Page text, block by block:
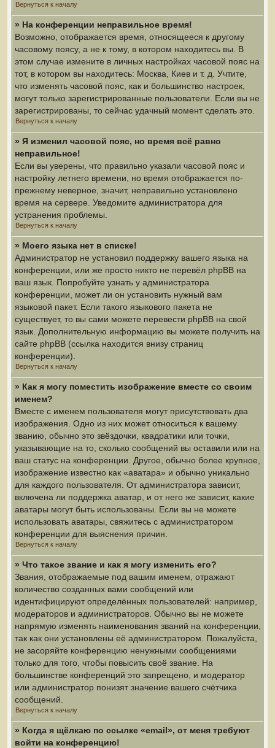
Вернуться к началу
» На конференции неправильное время!
Возможно, отображается время, относящееся к другому
часовому поясу, а не к тому, в котором находитесь вы. В
этом случае измените в личных настройках часовой пояс на
тот, в котором вы находитесь: Москва, Киев и т. д. Учтите,
что изменять часовой пояс, как и большинство настроек,
могут только зарегистрированные пользователи. Если вы не
зарегистрированы, то сейчас удачный момент сделать это.
Вернуться к началу
» Я изменил часовой пояс, но время всё равно
неправильное!
Если вы уверены, что правильно указали часовой пояс и
настройку летнего времени, но время отображается по-
прежнему неверное, значит, неправильно установлено
время на сервере. Уведомите администратора для
устранения проблемы.
Вернуться к началу
» Моего языка нет в списке!
Администратор не установил поддержку вашего языка на
конференции, или же просто никто не перевёл phpBB на
ваш язык. Попробуйте узнать у администратора
конференции, может ли он установить нужный вам
языковой пакет. Если такого языкового пакета не
существует, то вы сами можете перевести phpBB на свой
язык. Дополнительную информацию вы можете получить на
сайте phpBB (ссылка находится внизу страниц
конференции).
Вернуться к началу
» Как я могу поместить изображение вместе со своим
именем?
Вместе с именем пользователя могут присутствовать два
изображения. Одно из них может относиться к вашему
званию, обычно это звёздочки, квадратики или точки,
указывающие на то, сколько сообщений вы оставили или на
ваш статус на конференции. Другое, обычно более крупное,
изображение известно как «аватара» и обычно уникально
для каждого пользователя. От администратора зависит,
включена ли поддержка аватар, и от него же зависит, какие
аватары могут быть использованы. Если вы не можете
использовать аватары, свяжитесь с администратором
конференции для выяснения причин.
Вернуться к началу
» Что такое звание и как я могу изменить его?
Звания, отображаемые под вашим именем, отражают
количество созданных вами сообщений или
идентифицируют определённых пользователей: например,
модераторов и администраторов. Обычно вы не можете
напрямую изменять наименования званий на конференции,
так как они установлены её администратором. Пожалуйста,
не засоряйте конференцию ненужными сообщениями
только для того, чтобы повысить своё звание. На
большинстве конференций это запрещено, и модератор
или администратор понизят значение вашего счётчика
сообщений.
Вернуться к началу
» Когда я щёлкаю по ссылке «email», от меня требуют
войти на конференцию!